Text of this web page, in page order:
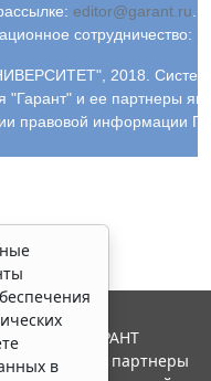
editor@garant.ru
сотрудничество:
2018.
"Гарант" и ее партнеры
правовой информации
в
Система ГАРАНТ
"Гарант" и ее партнеры